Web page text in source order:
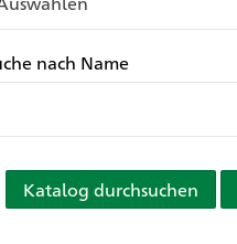
nach Name
Katalog durchsuchen